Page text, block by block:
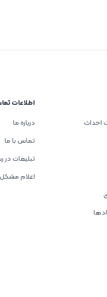
احداث
اطلاعات
درباره ما
تماس با ما
تبلیغات در
اعلام مشکل